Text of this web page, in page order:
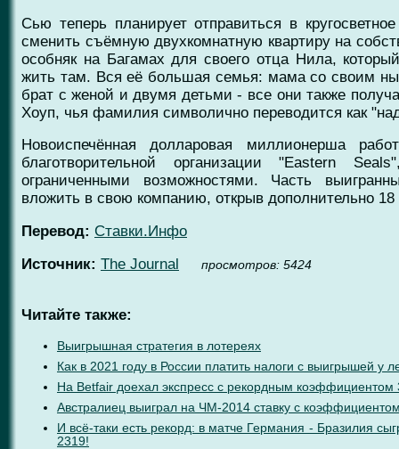
Сью теперь планирует отправиться в
сменить съёмную двухкомнатную квартиру на
особняк на Багамах для своего отца Нила,
жить там. Вся её большая семья: мама со своим
брат с женой и двумя детьми - все они также
Хоуп, чья фамилия символично переводится как
Новоиспечённая долларовая миллионерша
благотворительной организации "Eastern
ограниченными возможностями. Часть
вложить в свою компанию, открыв дополнительно 18
Перевод: Ставки.Инфо
Источник: The Journal проcмотров: 5424
Читайте также:
Выигрышная стратегия в лотереях
Как в 2021 году в России платить налоги с выигрышей у
На Betfair доехал экспресс с рекордным коэффициентом
Австралиец выиграл на ЧМ-2014 ставку с
И всё-таки есть рекорд: в матче Германия - Бразилия
2319!